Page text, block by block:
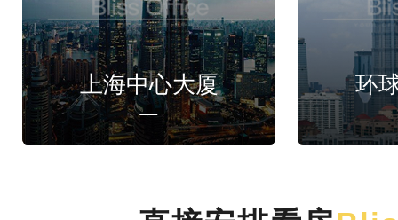
上海中心大厦 环